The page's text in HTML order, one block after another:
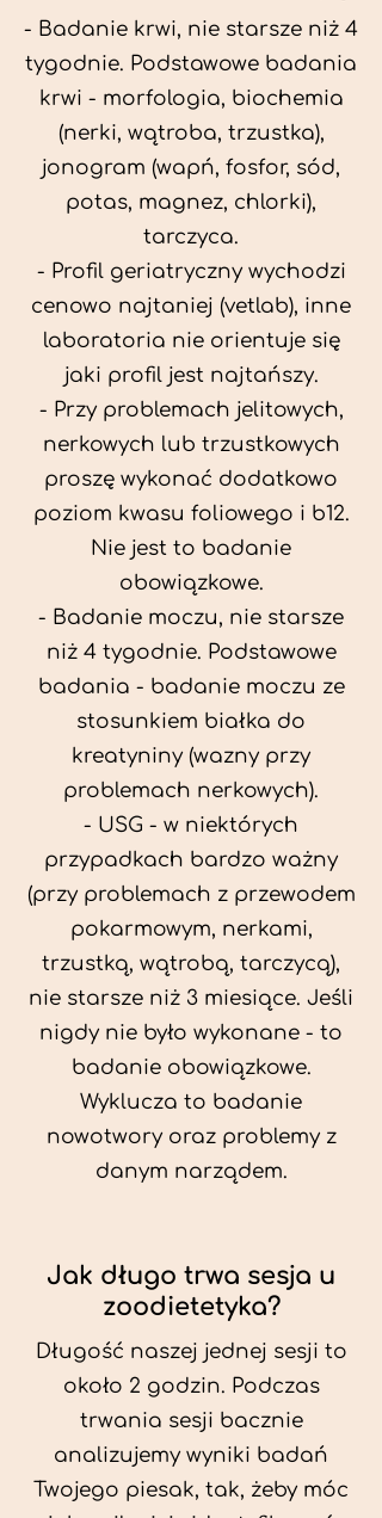
- Badanie krwi, nie starsze niż 4
tygodnie. Podstawowe badania
krwi - morfologia, biochemia
(nerki, wątroba, trzustka),
jonogram (wapń, fosfor, sód,
potas, magnez, chlorki),
tarczyca.
- Profil geriatryczny wychodzi
cenowo najtaniej (vetlab), inne
laboratoria nie orientuje się
jaki profil jest najtańszy.
- Przy problemach jelitowych,
nerkowych lub trzustkowych
proszę wykonać dodatkowo
poziom kwasu foliowego i b12.
Nie jest to badanie
obowiązkowe.
- Badanie moczu, nie starsze
niż 4 tygodnie. Podstawowe
badania - badanie moczu ze
stosunkiem białka do
kreatyniny (wazny przy
problemach nerkowych).
- USG - w niektórych
przypadkach bardzo ważny
(przy problemach z przewodem
pokarmowym, nerkami,
trzustką, wątrobą, tarczycą),
nie starsze niż 3 miesiące. Jeśli
nigdy nie było wykonane - to
badanie obowiązkowe.
Wyklucza to badanie
nowotwory oraz problemy z
danym narządem.
Jak długo trwa sesja u
zoodietetyka?
Długość naszej jednej sesji to
około 2 godzin. Podczas
trwania sesji bacznie
analizujemy wyniki badań
Twojego piesak, tak, żeby móc